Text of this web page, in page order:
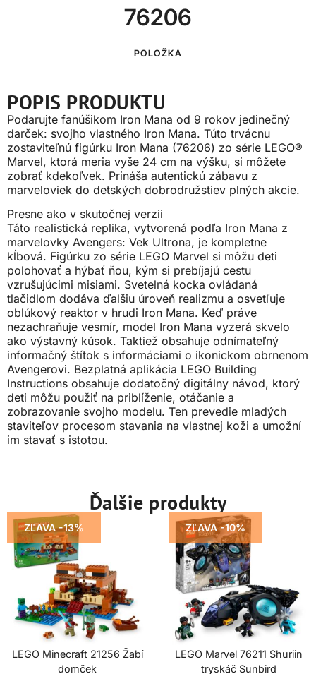
76206
POLOŽKA
POPIS PRODUKTU
Podarujte fanúšikom Iron Mana od 9 rokov jedinečný
darček: svojho vlastného Iron Mana. Túto trvácnu
zostaviteľnú figúrku Iron Mana (76206) zo série LEGO®
Marvel, ktorá meria vyše 24 cm na výšku, si môžete
zobrať kdekoľvek. Prináša autentickú zábavu z
marveloviek do detských dobrodružstiev plných akcie.
Presne ako v skutočnej verzii
Táto realistická replika, vytvorená podľa Iron Mana z
marvelovky Avengers: Vek Ultrona, je kompletne
kĺbová. Figúrku zo série LEGO Marvel si môžu deti
polohovať a hýbať ňou, kým si prebíjajú cestu
vzrušujúcimi misiami. Svetelná kocka ovládaná
tlačidlom dodáva ďalšiu úroveň realizmu a osvetľuje
oblúkový reaktor v hrudi Iron Mana. Keď práve
nezachraňuje vesmír, model Iron Mana vyzerá skvelo
ako výstavný kúsok. Taktiež obsahuje odnímateľný
informačný štítok s informáciami o ikonickom obrnenom
Avengerovi. Bezplatná aplikácia LEGO Building
Instructions obsahuje dodatočný digitálny návod, ktorý
deti môžu použiť na priblíženie, otáčanie a
zobrazovanie svojho modelu. Ten prevedie mladých
staviteľov procesom stavania na vlastnej koži a umožní
im stavať s istotou.
Ďalšie produkty
ZĽAVA -13%
LEGO Minecraft 21256 Žabí
domček
ZĽAVA -10%
LEGO Marvel 76211 Shuriin
tryskáč Sunbird